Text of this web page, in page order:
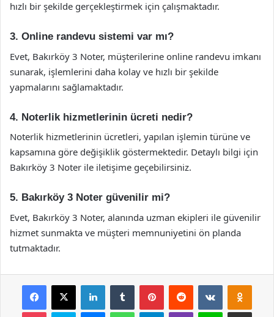
hızlı bir şekilde gerçekleştirmek için çalışmaktadır.
3. Online randevu sistemi var mı?
Evet, Bakırköy 3 Noter, müşterilerine online randevu imkanı
sunarak, işlemlerini daha kolay ve hızlı bir şekilde
yapmalarını sağlamaktadır.
4. Noterlik hizmetlerinin ücreti nedir?
Noterlik hizmetlerinin ücretleri, yapılan işlemin türüne ve
kapsamına göre değişiklik göstermektedir. Detaylı bilgi için
Bakırköy 3 Noter ile iletişime geçebilirsiniz.
5. Bakırköy 3 Noter güvenilir mi?
Evet, Bakırköy 3 Noter, alanında uzman ekipleri ile güvenilir
hizmet sunmakta ve müşteri memnuniyetini ön planda
tutmaktadır.
Facebook
X LinkedInTumblr PinterestReddit VKontakte
Pocket Skype MessengerWhatsAppTelegramViber Line E-Posta ile